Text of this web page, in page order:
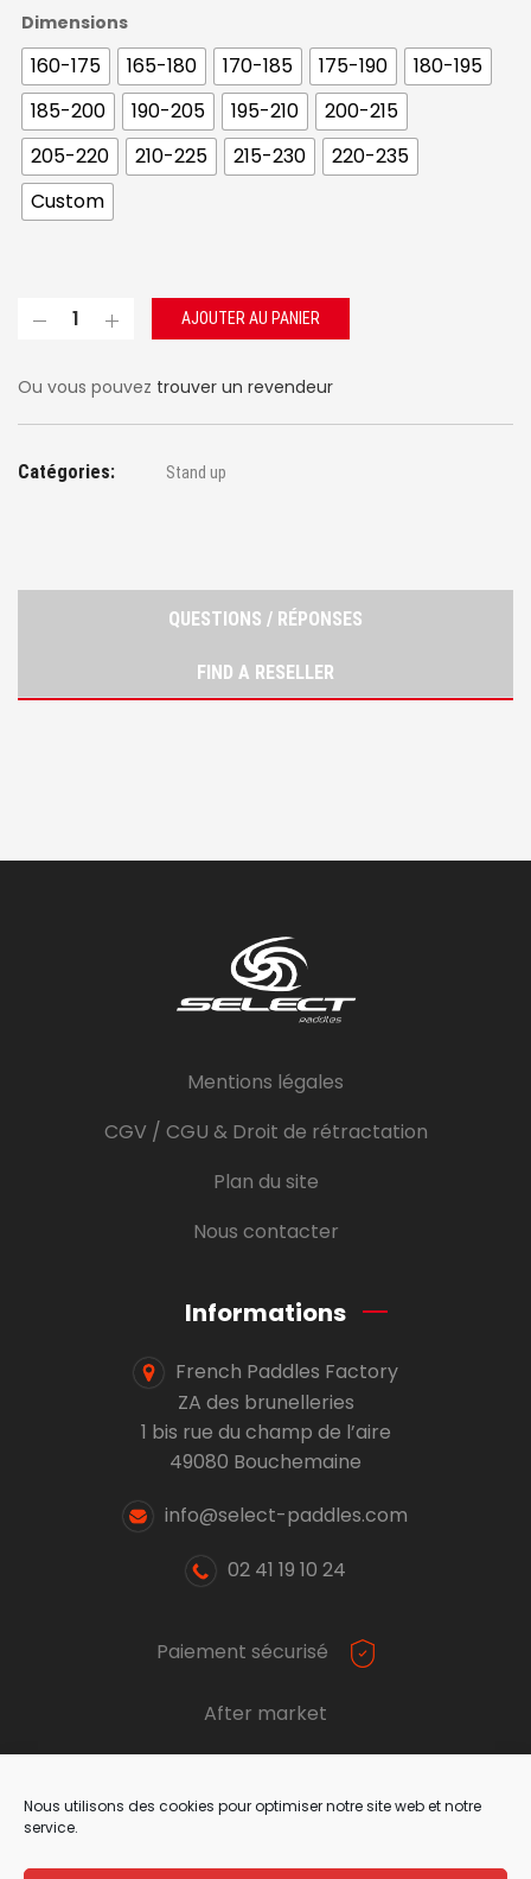
Nous utilisons des cookies pour optimiser notre site web et notre
service.
Dimensions
160-175 165-180 170-185 175-190
180-195
185-200
190-205 195-210
200-215
205-220
210-225 215-230
220-235
Custom
AJOUTER AU PANIER
Ou vous pouvez trouver un revendeur
Catégories: Stand up
QUESTIONS / RÉPONSES
FIND A RESELLER
Mentions légales
CGV / CGU & Droit de rétractation
Plan du site
Nous contacter
Informations
French Paddles Factory
ZA des brunelleries
1 bis rue du champ de l’aire
49080 Bouchemaine
info@select-paddles.com
02 41 19 10 24
Paiement sécurisé
After market